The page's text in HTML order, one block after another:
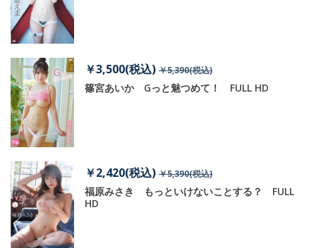
￥3,500(税込) ￥5,390(税込)
篠宮あいか Gっと魅つめて！ FULL HD
￥2,420(税込) ￥5,390(税込)
福原みさき もっといけないことする？ FULL
HD